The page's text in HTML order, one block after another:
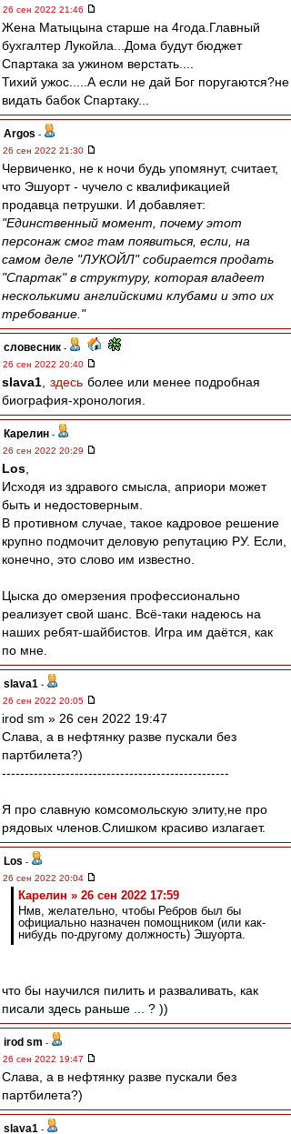
26 сен 2022 21:46
Жена Матыцына старше на 4года.Главный
бухгалтер Лукойла...Дома будут бюджет
Спартака за ужином верстать....
Тихий ужос.....А если не дай Бог поругаются?не
видать бабок Спартаку...
Argos -
26 сен 2022 21:30
Червиченко, не к ночи будь упомянут, считает,
что Эшуорт - чучело с квалификацией
продавца петрушки. И добавляет:
"Единственный момент, почему этот
персонаж смог там появиться, если, на
самом деле "ЛУКОЙЛ" собирается продать
"Спартак" в структуру, которая владеет
несколькими английскими клубами и это их
требование."
словесник -
26 сен 2022 20:40
slava1 здесь более или менее подробная
биография-хронология.
Карелин -
26 сен 2022 20:29
Los
Исходя из здравого смысла, априори может
быть и недостоверным.
В противном случае, такое кадровое решение
крупно подмочит деловую репутацию РУ. Если,
конечно, это слово им известно.
Цыска до омерзения профессионально
реализует свой шанс. Всё-таки надеюсь на
наших ребят-шайбистов. Игра им даётся, как
по мне.
slava1 -
26 сен 2022 20:05
irod sm » 26 сен 2022 19:47
Слава, а в нефтянку разве пускали без
партбилета?)
--------------------------------------------------
Я про славную комсомольскую элиту,не про
рядовых членов.Слишком красиво излагает.
Los -
26 сен 2022 20:04
Карелин » 26 сен 2022 17:59
Нмв, желательно, чтобы Ребров был бы
официально назначен помощником (или как-
нибудь по-другому должность) Эшуорта.
что бы научился пилить и разваливать, как
писали здесь раньше ... ? ))
irod sm -
26 сен 2022 19:47
Слава, а в нефтянку разве пускали без
партбилета?)
slava1 -